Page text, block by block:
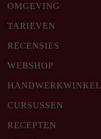
OMGEVING
TARIEVEN
RECENSIES
WEBSHOP
HANDWERKWINKEL
CURSUSSEN
RECEPTEN